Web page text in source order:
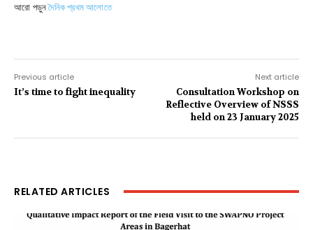
আরো পড়ুনদৈনিক প্রথম আলোতে
Previous article
It’s time to fight inequality
Next article
Consultation Workshop on
Reflective Overview of NSSS
held on 23 January 2025
RELATED ARTICLES